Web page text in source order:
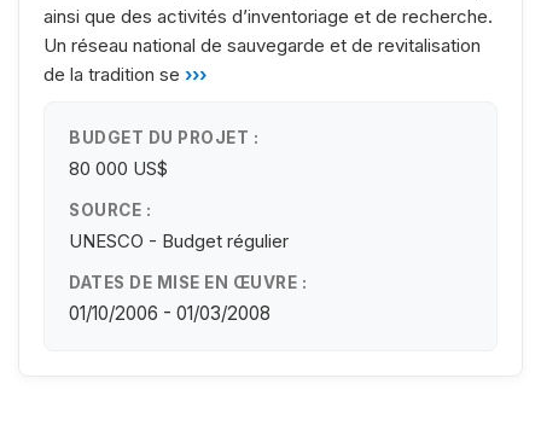
ainsi que des activités d’inventoriage et de recherche.
Un réseau national de sauvegarde et de revitalisation
de la tradition se ›››
BUDGET DU PROJET :
80 000 US$
SOURCE :
UNESCO - Budget régulier
DATES DE MISE EN ŒUVRE :
01/10/2006 - 01/03/2008